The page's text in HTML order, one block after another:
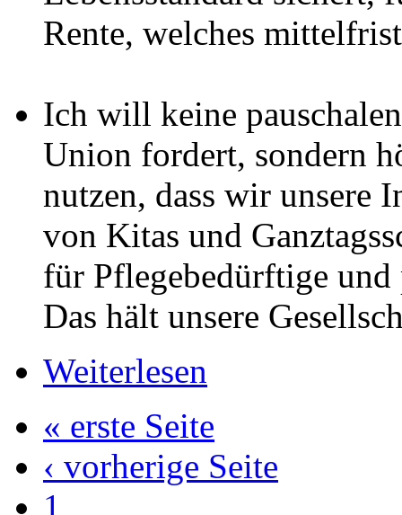
Rente, welches
Ich will keine
Union fordert, sondern
nutzen, dass wir unsere
von Kitas und
für Pflegebedürftige und
Das hält unsere
Weiterlesen
« erste Seite
‹ vorherige Seite
1